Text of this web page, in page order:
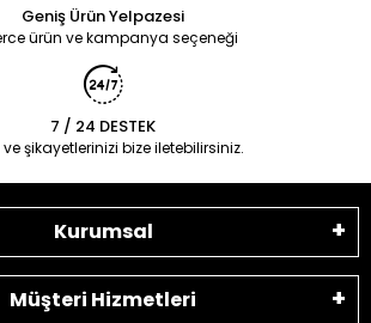
Geniş Ürün Yelpazesi
ürün ve kampanya seçeneği
7 / 24 DESTEK
ve şikayetlerinizi bize iletebilirsiniz.
Kurumsal
Müşteri Hizmetleri